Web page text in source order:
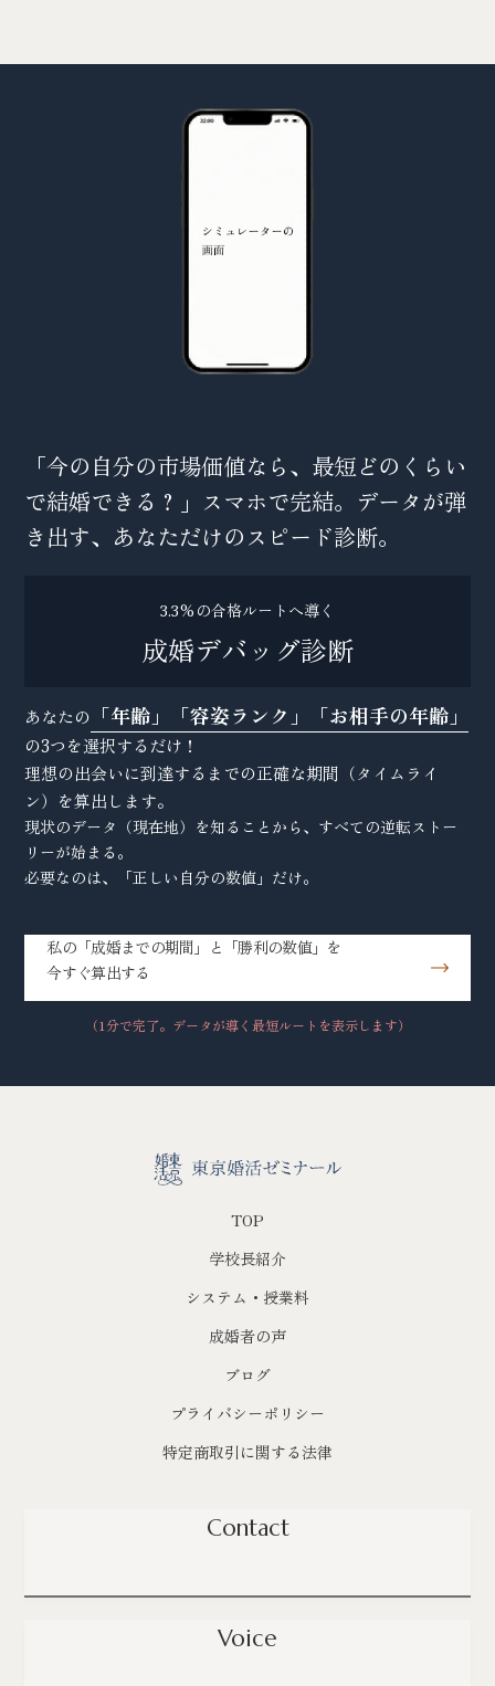
「今の自分の市場価値なら、最短どのくらい
で結婚できる？」スマホで完結。データが弾
き出す、あなただけのスピード診断。
3.3%の合格ルートへ導く
成婚デバッグ診断
あなたの 「年齢」「容姿ランク」「お相手の年齢」
の3つを選択するだけ！
理想の出会いに到達するまでの正確な期間（タイムライ
ン）を算出します。
現状のデータ（現在地）を知ることから、すべての逆転ストー
リーが始まる。
必要なのは、「正しい自分の数値」だけ。
私の「成婚までの期間」と「勝利の数値」を
今すぐ算出する
（1分で完了。データが導く最短ルートを表示します）
TOP
学校長紹介
システム・授業料
成婚者の声
ブログ
プライバシーポリシー
特定商取引に関する法律
Contact
Voice